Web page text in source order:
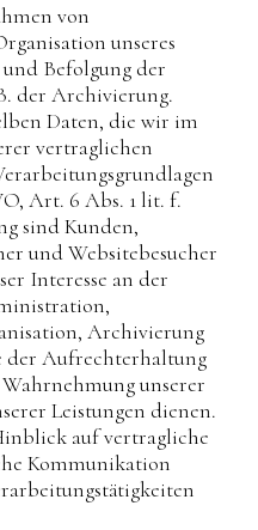
von
unseres
Befolgung der
der Archivierung.
Daten, die wir im
vertraglichen
Art. 6 Abs. 1 lit. f.
sind Kunden,
und Websitebesucher
Interesse an der
Archivierung
der Aufrechterhaltung
unserer
Leistungen dienen.
auf vertragliche
Kommunikation